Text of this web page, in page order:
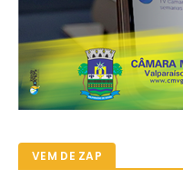
VEM DE ZAP